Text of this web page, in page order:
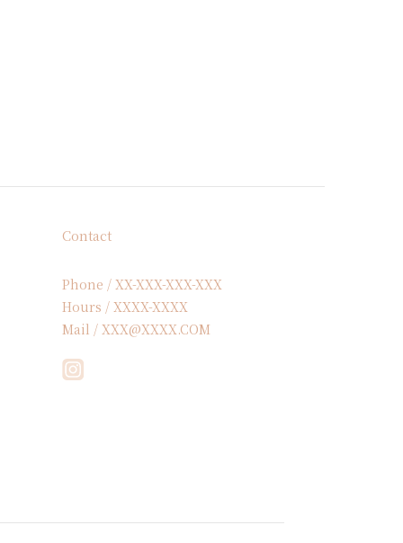
Contact
Phone / XX-XXX-XXX-XXX
Hours / XXXX-XXXX
Mail / XXX@XXXX.COM